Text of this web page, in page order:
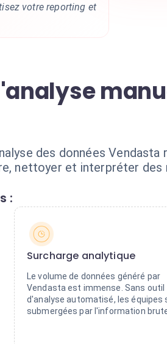
votre reporting et
des données
nettoyer et interpréter
:
Surcharge analytique
Le volume de données généré par
Vendasta est immense. Sans outil
d'analyse automatisé, les équipes
submergées par l'information